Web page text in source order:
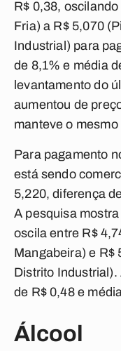
R$ 0,38,
Fria) a R$ 5,070
Industrial) para
de 8,1% e média
levantamento do
aumentou de
manteve o
Para pagamento
está sendo
5,220, diferença
A pesquisa
oscila entre R$
Mangabeira) e R$
Distrito Industrial).
de R$ 0,48 e
Álcool